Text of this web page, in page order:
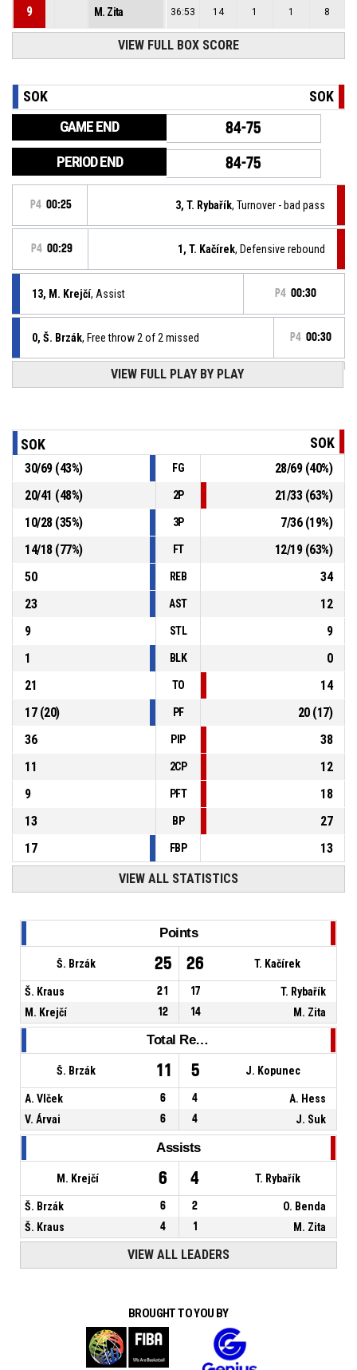
9 M. Zita 36:53 14 1 1 8
VIEW FULL BOX SCORE
SOK SOK
GAME END 84-75
PERIOD END 84-75
P4 00:25 3, T. Rybařík, Turnover - bad pass
P4 00:29 1, T. Kačírek, Defensive rebound
13, M. Krejčí, Assist P4 00:30
0, Š. Brzák, Free throw 2 of 2 missed P4 00:30
, Free throw 1 of 2 made
Sokol pražský- lead by 9 84-75
0, Š. Brzák, Foul on
P4 00:30 , Personal foul
P4 00:39
83-75
3, T. Rybařík
- trail by 8
VIEW FULL PLAY BY PLAY
SOK SOK
30/69(43%) FG 28/69(40%)
20/41 (48%) 2P 21/33(63%)
10/28(35%) 3P 7/36(19%)
14/18(77%) FT 12/19(63%)
50
REB
34
23
AST
12
9
STL
9
1
BLK
0
21
TO
14
17(20) PF 20(17)
36
PIP
38
11
2CP
12
9
PFT
18
13
BP
27
17
FBP 13
VIEW ALL STATISTICS
Points
Š. Brzák 25 26 T. Kačírek
Š. Kraus 21 17
T. Rybařík
M. Krejčí
12 14 M. Zita
Total Rebounds
Š. Brzák 11 5 J. Kopunec
A. Vlček 6 4
A. Hess
V. Árvai
6 4 J. Suk
Assists
M. Krejčí 6 4 T. Rybařík
Š. Brzák 6 2
O. Benda
Š. Kraus
4 1 M. Zita
VIEW ALL LEADERS
BROUGHT TO YOU BY